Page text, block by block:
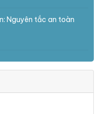
Nguyên tắc an toàn